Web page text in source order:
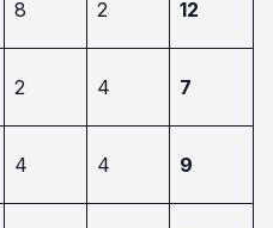
8 2 12
2 4 7
4 4 9